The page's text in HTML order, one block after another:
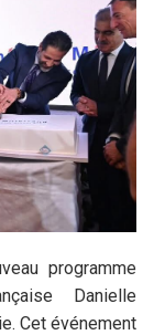
programme
Danielle
Cet événement